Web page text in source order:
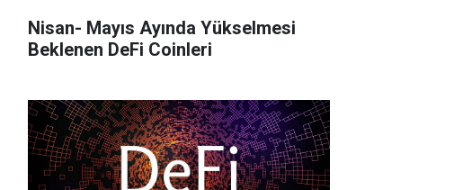
Nisan- Mayıs Ayında Yükselmesi
Beklenen DeFi Coinleri